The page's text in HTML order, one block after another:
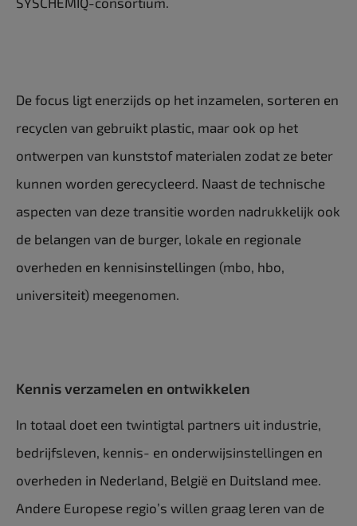
De focus ligt enerzijds op het inzamelen, sorteren en
recyclen van gebruikt plastic, maar ook op het
ontwerpen van kunststof materialen zodat ze beter
kunnen worden gerecycleerd. Naast de technische
aspecten van deze transitie worden nadrukkelijk ook
de belangen van de burger, lokale en regionale
overheden en kennisinstellingen (mbo, hbo,
universiteit) meegenomen.
Kennis verzamelen en ontwikkelen
In totaal doet een twintigtal partners uit industrie,
bedrijfsleven, kennis- en onderwijsinstellingen en
overheden in Nederland, België en Duitsland mee.
Andere Europese regio’s willen graag leren van de